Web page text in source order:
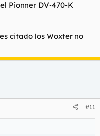
Pionner DV-470-K
citado los Woxter no
#11